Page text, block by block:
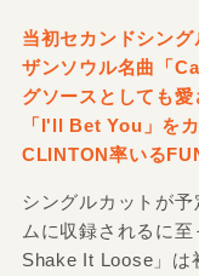
当初セカンドシン
ザンソウル名曲「
グソースとしても
「I'll Bet You」を
CLINTON率いる
シングルカットが
ムに収録されるに
Shake It Loose」は